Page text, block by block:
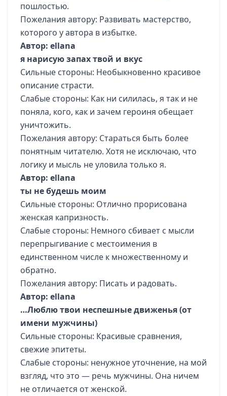
пошлостью.
Пожелания автору: Развивать мастерство,
которого у автора в избытке.
Автор: ellana
я нарисую запах твой и вкус
Сильные стороны: Необыкновенно красивое
описание страсти.
Слабые стороны: Как ни силилась, я так и не
поняла, кого, как и зачем героиня обещает
уничтожить.
Пожелания автору: Стараться быть более
понятным читателю. Хотя не исключаю, что
логику и мысль не уловила только я.
Автор: ellana
ты не будешь моим
Сильные стороны: Отлично прорисована
женская капризность.
Слабые стороны: Немного сбивает с мысли
перепрыгивание с местоимения в
единственном числе к множественному и
обратно.
Пожелания автору: Писать и радовать.
Автор: ellana
…Люблю твои неспешные движенья (от
имени мужчины)
Сильные стороны: Красивые сравнения,
свежие эпитеты.
Слабые стороны: ненужное уточнение, на мой
взгляд, что это — речь мужчины. Она ничем
не отличается от женской.